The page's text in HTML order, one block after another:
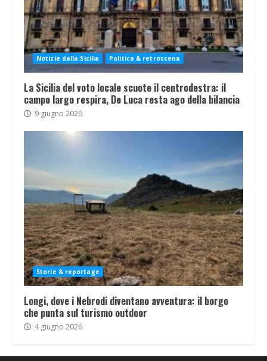
Notizie dalla Sicilia Politica & retroscena
La Sicilia del voto locale scuote il centrodestra: il
campo largo respira, De Luca resta ago della bilancia
9 giugno 2026
Storie & reportage
Longi, dove i Nebrodi diventano avventura: il borgo
che punta sul turismo outdoor
4 giugno 2026